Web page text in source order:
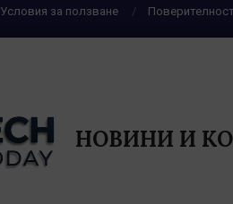
Условия за ползване Поверителност
НОВИНИ И